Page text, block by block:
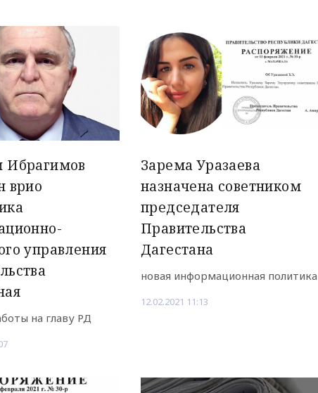
Ибрагимов
врио
управления
на главу РД
Зарема Уразаева
назначена советником
председателя
Правительства
Дагестана
новая информационная политика
12.02.2021 11:13